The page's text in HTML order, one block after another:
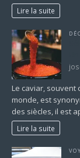
Lire la suite
Le caviar, souvent
monde, est
des siècles, il est
Lire la suite